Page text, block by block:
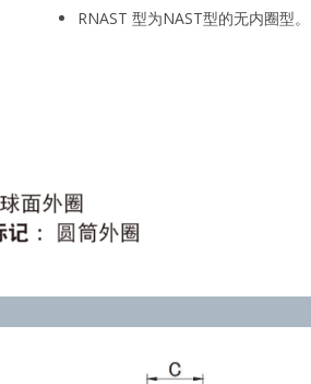
RNAST 型为NAST型的无内圈型。